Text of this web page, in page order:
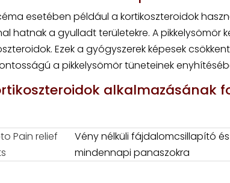
esetében például a kortikoszteroidok
hatnak a gyulladt területekre. A pikkelysömör
Ezek a gyógyszerek képesek
a pikkelysömör tüneteinek
alkalmazásának
Vény nélküli fájdalomcsillapító
mindennapi panaszokra